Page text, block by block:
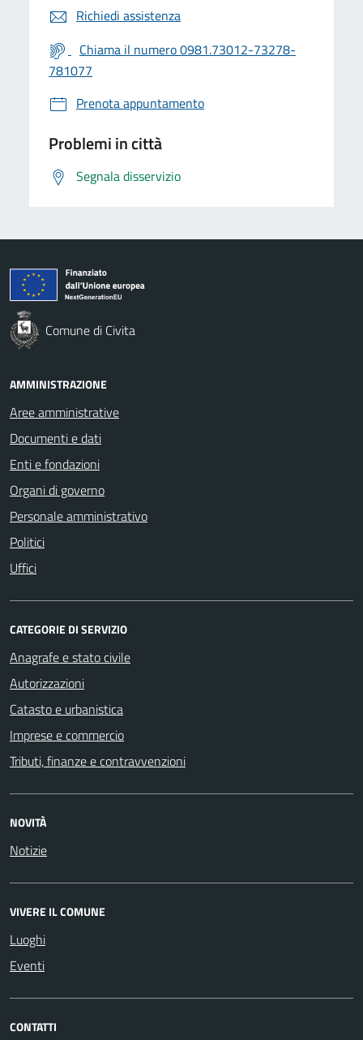
Richiedi assistenza
Chiama il numero 0981.73012-73278-
781077
Prenota appuntamento
Problemi in città
Segnala disservizio
Comune di Civita
AMMINISTRAZIONE
Aree amministrative
Documenti e dati
Enti e fondazioni
Organi di governo
Personale amministrativo
Politici
Uffici
CATEGORIE DI SERVIZIO
Anagrafe e stato civile
Autorizzazioni
Catasto e urbanistica
Imprese e commercio
Tributi, finanze e contravvenzioni
NOVITÀ
Notizie
VIVERE IL COMUNE
Luoghi
Eventi
CONTATTI